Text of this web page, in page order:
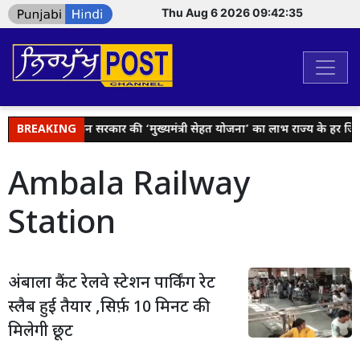
Thu Aug 6 2026 09:42:36
BREAKING
भगवंत मान सरकार की ‘मुख्यमंत्री सेहत योजना’ का लाभ राज्य के हर
Ambala Railway
Station
अंबाला कैंट रेलवे स्टेशन पार्किंग रेट
स्लैब हुई तैयार ,सिर्फ़ 10 मिनट की
मिलेगी छूट